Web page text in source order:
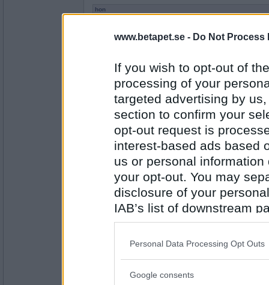
www.betapet.se - Do Not Process
If you wish to opt-out of
processing of your
targeted advertising by
section to confirm your
opt-out request is
interest-based ads based
us or personal
your opt-out. You may
disclosure of your
IAB’s list of downstream
also be disclosed by us
Downstream Participants
Please note that this
Personal Data Processing Opt Outs
Google consents
hon
Antal inlägg:
Tall eller gran?
Catta66
Antal inlägg: 370
Gran
Naken eller påklädd?
lolololololo
Antal inlägg:
Påklädd
Sol eller skugga?